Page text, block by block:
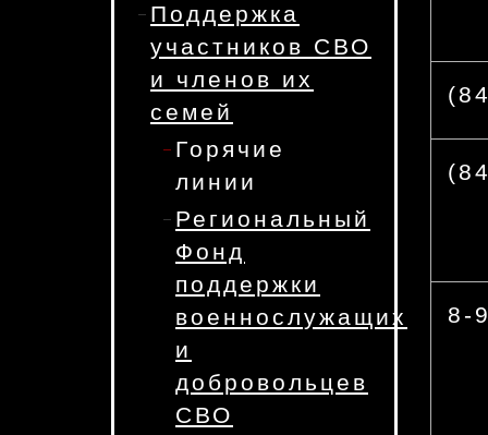
Поддержка
участников СВО
и членов их
семей
Горячие
линии
Региональный
Фонд
поддержки
военнослужащих
и
добровольцев
СВО
8-